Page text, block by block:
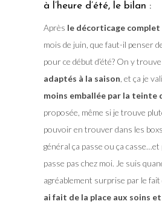
à l’heure d’été, le bilan :
Après le décorticage
mois de juin, que faut-il penser
pour ce début d’été? On y trouve
adaptés à la saison , et ça je
moins emballée par la teinte
proposée, même si je trouve
pouvoir en trouver dans les
général ça passe ou ça
passe pas chez moi. Je suis
agréablement surprise par le fait
ai fait de la place aux soins